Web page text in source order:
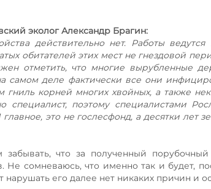
эколог Александр Брагин:
действительно нет. Работы
обитателей этих мест не гнездовой
отметить, что многие вырубленные
самом деле фактически все они
корней многих хвойных, а также
специалист, поэтому специалистами
это не гослесфонд, а десятки лет
что за полученный
Не сомневаюсь, что именно так и будет,
нарушать его далее нет никаких причин и